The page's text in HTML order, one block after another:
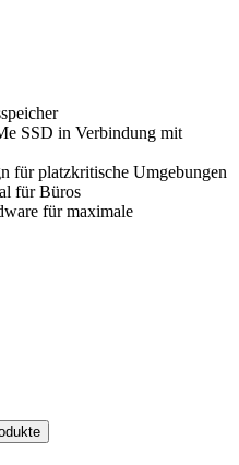
SSD in Verbindung mit
für platzkritische Umgebungen
für Büros
für maximale